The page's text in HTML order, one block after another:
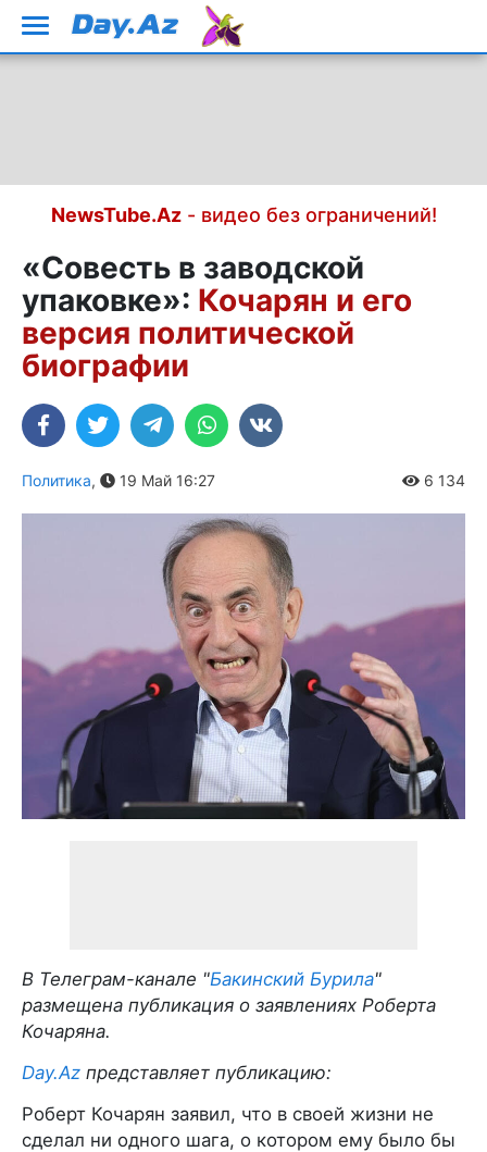
NewsTube.Az- видео без ограничений!
«Совесть в заводской
упаковке»: Кочарян и его
версия политической
биографии
Политика, 19 Май 16:27 6 134
В Телеграм-канале "Бакинский Бурила"
размещена публикация о заявлениях Роберта
Кочаряна.
Day.Az представляет публикацию:
Роберт Кочарян заявил, что в своей жизни не
сделал ни одного шага, о котором ему было бы